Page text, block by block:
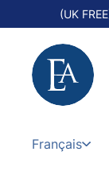
(UK
Français